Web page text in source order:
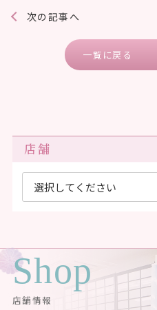
次の記事へ
一覧に戻る
店舗
Shop
店舗情報